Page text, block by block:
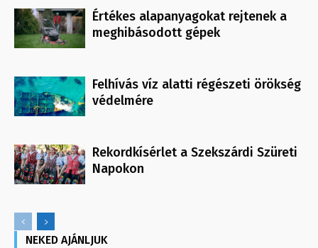
Értékes alapanyagokat rejtenek a
meghibásodott gépek
Felhívás víz alatti régészeti örökség
védelmére
Rekordkísérlet a Szekszárdi Szüreti
Napokon
NEKED AJÁNLJUK